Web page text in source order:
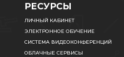
РЕСУРСЫ
ЛИЧНЫЙ КАБИНЕТ
ЭЛЕКТРОННОЕ ОБУЧЕНИЕ
СИСТЕМА ВИДЕОКОНФЕРЕНЦИЙ
ОБЛАЧНЫЕ СЕРВИСЫ